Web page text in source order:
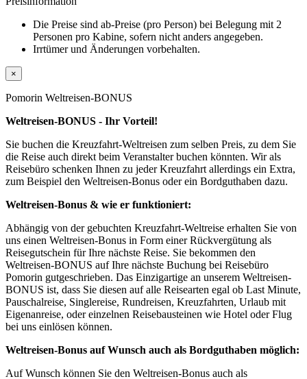
Die Preise sind ab-Preise (pro Person) bei Belegung mit 2
Personen pro Kabine, sofern nicht anders angegeben.
Irrtümer und Änderungen vorbehalten.
×
Pomorin Weltreisen-BONUS
Weltreisen-BONUS - Ihr Vorteil!
Sie buchen die Kreuzfahrt-Weltreisen zum selben Preis, zu dem Sie
die Reise auch direkt beim Veranstalter buchen könnten. Wir als
Reisebüro schenken Ihnen zu jeder Kreuzfahrt allerdings ein Extra,
zum Beispiel den Weltreisen-Bonus oder ein Bordguthaben dazu.
Weltreisen-Bonus & wie er funktioniert:
Abhängig von der gebuchten Kreuzfahrt-Weltreise erhalten Sie von
uns einen Weltreisen-Bonus in Form einer Rückvergütung als
Reisegutschein für Ihre nächste Reise. Sie bekommen den
Weltreisen-BONUS auf Ihre nächste Buchung bei Reisebüro
Pomorin gutgeschrieben. Das Einzigartige an unserem Weltreisen-
BONUS ist, dass Sie diesen auf alle Reisearten egal ob Last Minute,
Pauschalreise, Singlereise, Rundreisen, Kreuzfahrten, Urlaub mit
Eigenanreise, oder einzelnen Reisebausteinen wie Hotel oder Flug
bei uns einlösen können.
Weltreisen-Bonus auf Wunsch auch als Bordguthaben möglich:
Auf Wunsch können Sie den Weltreisen-Bonus auch als